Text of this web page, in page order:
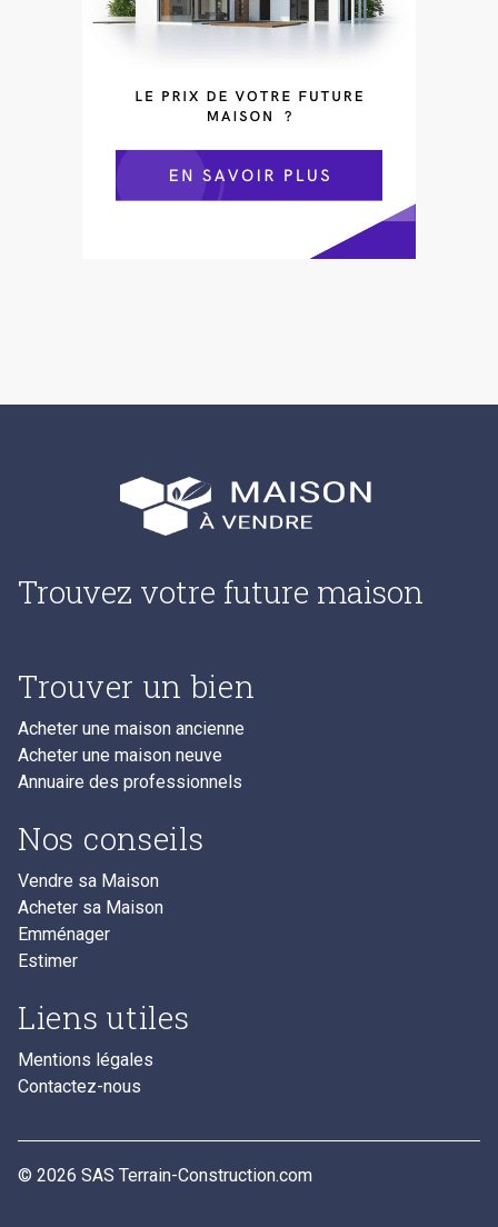
Trouvez votre future maison
Trouver un bien
Acheter une maison ancienne
Acheter une maison neuve
Annuaire des professionnels
Nos conseils
Vendre sa Maison
Acheter sa Maison
Emménager
Estimer
Liens utiles
Mentions légales
Contactez-nous
© 2026 SAS Terrain-Construction.com